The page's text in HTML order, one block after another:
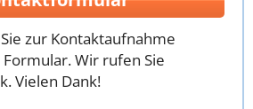
zur Kontaktaufnahme
Wir rufen Sie
Vielen Dank!